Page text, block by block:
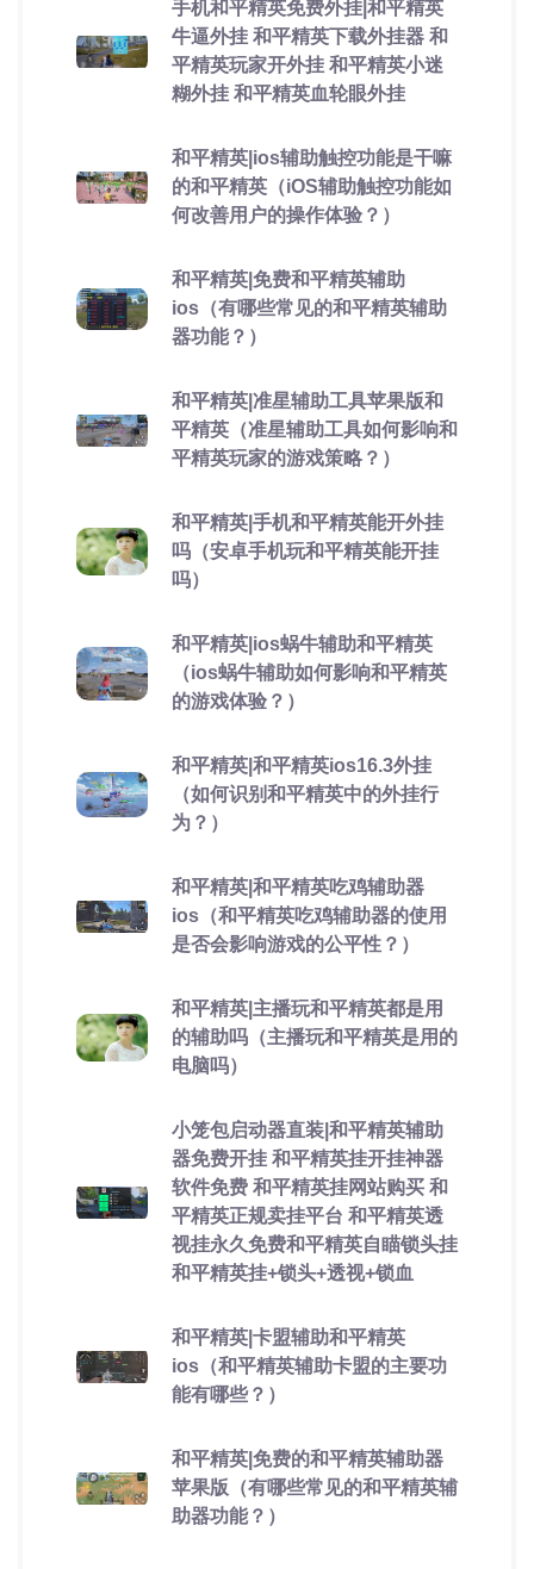
手机和平精英免费外挂|和平精英
牛逼外挂 和平精英下载外挂器 和
平精英玩家开外挂 和平精英小迷
糊外挂 和平精英血轮眼外挂
和平精英|ios辅助触控功能是干嘛
的和平精英（iOS辅助触控功能如
何改善用户的操作体验？）
和平精英|免费和平精英辅助
ios（有哪些常见的和平精英辅助
器功能？）
和平精英|准星辅助工具苹果版和
平精英（准星辅助工具如何影响和
平精英玩家的游戏策略？）
和平精英|手机和平精英能开外挂
吗（安卓手机玩和平精英能开挂
吗）
和平精英|ios蜗牛辅助和平精英
（ios蜗牛辅助如何影响和平精英
的游戏体验？）
和平精英|和平精英ios16.3外挂
（如何识别和平精英中的外挂行
为？）
和平精英|和平精英吃鸡辅助器
ios（和平精英吃鸡辅助器的使用
是否会影响游戏的公平性？）
和平精英|主播玩和平精英都是用
的辅助吗（主播玩和平精英是用的
电脑吗）
小笼包启动器直装|和平精英辅助
器免费开挂 和平精英挂开挂神器
软件免费 和平精英挂网站购买 和
平精英正规卖挂平台 和平精英透
视挂永久免费和平精英自瞄锁头挂
和平精英挂+锁头+透视+锁血
和平精英|卡盟辅助和平精英
ios（和平精英辅助卡盟的主要功
能有哪些？）
和平精英|免费的和平精英辅助器
苹果版（有哪些常见的和平精英辅
助器功能？）